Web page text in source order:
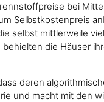
bei
Selbstkostenpreis
selbst mittlerweile
die Häuser
deren
und macht mit den